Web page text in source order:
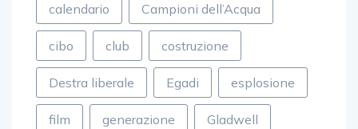
calendario Campioni dell’Acqua
cibo club costruzione
Destra liberale Egadi esplosione
film generazione Gladwell